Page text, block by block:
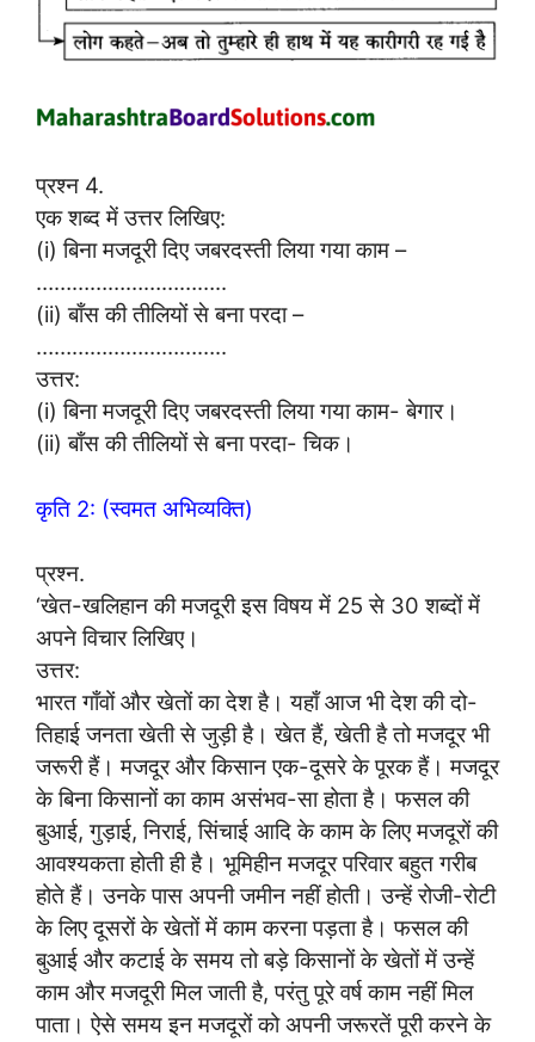
प्रश्न 4.
एक शब्द में उत्तर लिखिए:
(i) बिना मजदूरी दिए जबरदस्ती लिया गया काम –
…………………………..
(ii) बाँस की तीलियों से बना परदा –
…………………………..
उत्तर:
(i) बिना मजदूरी दिए जबरदस्ती लिया गया काम- बेगार।
(ii) बाँस की तीलियों से बना परदा- चिक।
कृति 2: (स्वमत अभिव्यक्ति)
प्रश्न.
‘खेत-खलिहान की मजदूरी इस विषय में 25 से 30 शब्दों में
अपने विचार लिखिए।
उत्तर:
भारत गाँवों और खेतों का देश है। यहाँ आज भी देश की दो-
तिहाई जनता खेती से जुड़ी है। खेत हैं, खेती है तो मजदूर भी
जरूरी हैं। मजदूर और किसान एक-दूसरे के पूरक हैं। मजदूर
के बिना किसानों का काम असंभव-सा होता है। फसल की
बुआई, गुड़ाई, निराई, सिंचाई आदि के काम के लिए मजदूरों की
आवश्यकता होती ही है। भूमिहीन मजदूर परिवार बहुत गरीब
होते हैं। उनके पास अपनी जमीन नहीं होती। उन्हें रोजी-रोटी
के लिए दूसरों के खेतों में काम करना पड़ता है। फसल की
बुआई और कटाई के समय तो बड़े किसानों के खेतों में उन्हें
काम और मजदूरी मिल जाती है, परंतु पूरे वर्ष काम नहीं मिल
पाता। ऐसे समय इन मजदूरों को अपनी जरूरतें पूरी करने के